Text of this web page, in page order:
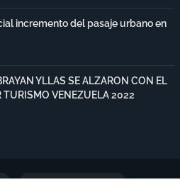
incremento del pasaje urbano en
YLLAS SE ALZARON CON EL
TURISMO VENEZUELA 2022